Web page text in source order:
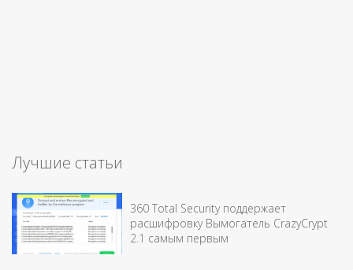
Лучшие статьи
360 Total Security поддержает
расшифровку Вымогатель CrazyCrypt
2.1 самым первым